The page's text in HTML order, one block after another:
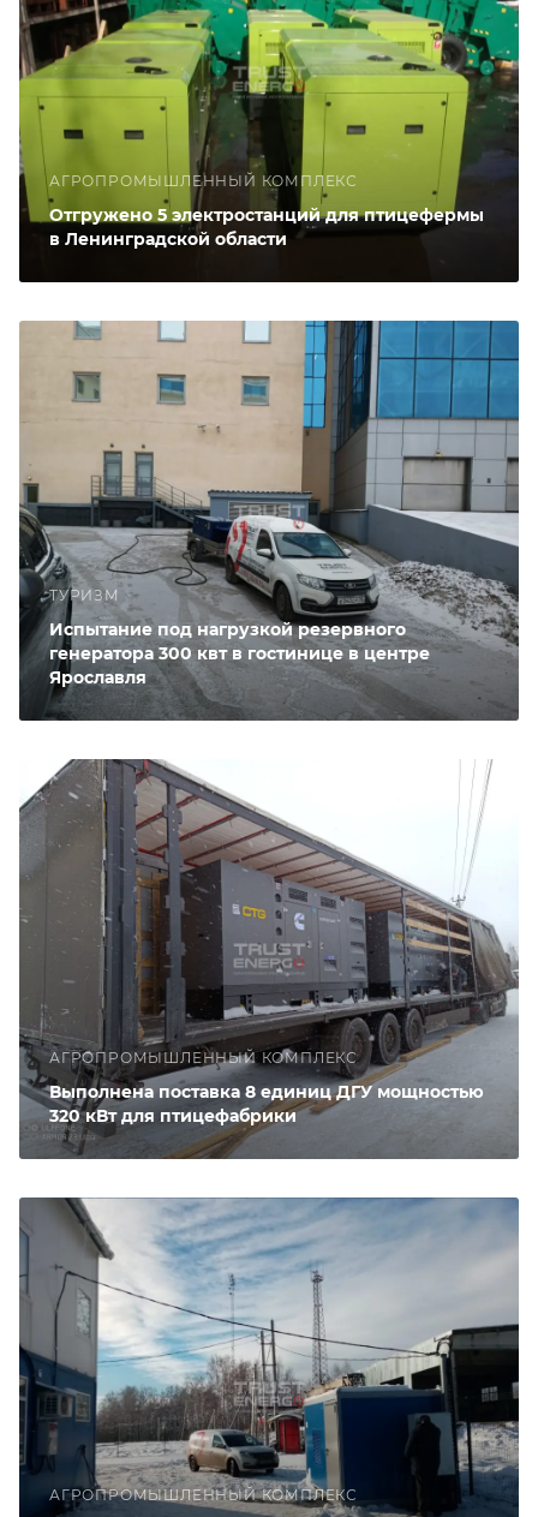
АГРОПРОМЫШЛЕННЫЙ КОМПЛЕКС
Отгружено 5 электростанций для птицефермы
в Ленинградской области
ТУРИЗМ
Испытание под нагрузкой резервного
генератора 300 квт в гостинице в центре
Ярославля
АГРОПРОМЫШЛЕННЫЙ КОМПЛЕКС
Выполнена поставка 8 единиц ДГУ мощностью
320 кВт для птицефабрики
АГРОПРОМЫШЛЕННЫЙ КОМПЛЕКС